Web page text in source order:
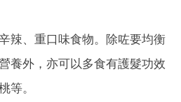
辣、重口味食物。除咗要均衡
養外，亦可以多食有護髮功效
等。